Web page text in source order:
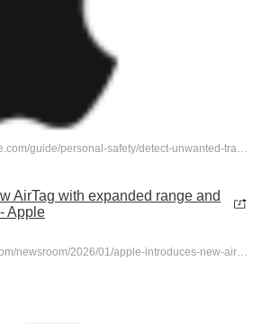
出典：https://support.apple.com/guide/personal-safety/detect-unwanted-trackers-ips139b15fd9/web
AirTag with expanded range and
Apple
出典：https://www.apple.com/newsroom/2026/01/apple-introduces-new-airtag-with-expanded-range-and-improved-findability/